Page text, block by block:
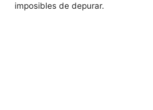
imposibles de depurar.